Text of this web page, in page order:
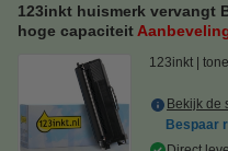
123inkt huismerk vervangt
hoge capaciteit
123inkt
Bekijk de
Bespaar